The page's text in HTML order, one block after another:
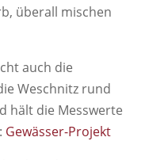
überall mischen
auch die
Weschnitz rund
hält die Messwerte
Gewässer-Projekt